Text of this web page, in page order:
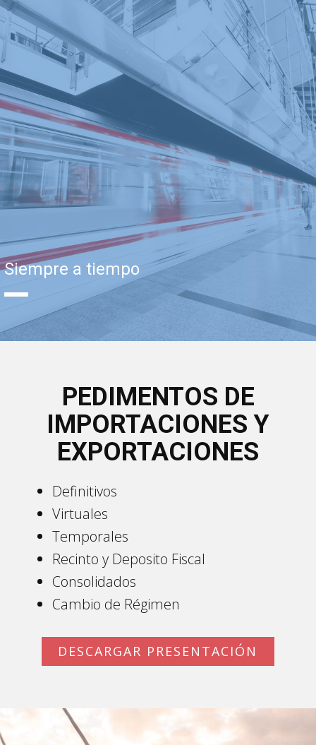
Siempre a tiempo
PEDIMENTOS DE
IMPORTACIONES Y
EXPORTACIONES
Definitivos
Virtuales
Temporales
Recinto y Deposito Fiscal
Consolidados
Cambio de Régimen
DESCARGAR PRESENTACIÓN